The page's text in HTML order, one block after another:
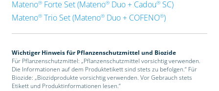
Mateno®Forte Set (Mateno®Duo + Cadou®SC)
Mateno®Trio Set (Mateno®Duo + COFENO®)
Wichtiger Hinweis für Pflanzenschutzmittel und Biozide
Für Pflanzenschutzmittel: „Pflanzenschutzmittel vorsichtig verwenden.
Die Informationen auf dem Produktetikett sind stets zu befolgen.“ Für
Biozide: „Biozidprodukte vorsichtig verwenden. Vor Gebrauch stets
Etikett und Produktinformationen lesen.“